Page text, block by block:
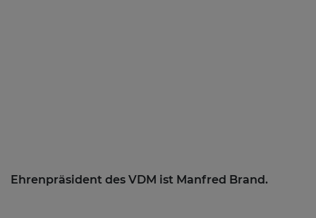
Ehrenpräsident des VDM ist Manfred Brand.